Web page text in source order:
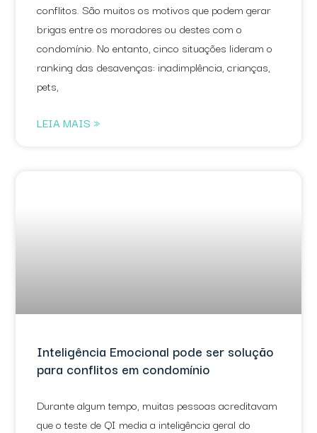
conflitos. São muitos os motivos que podem gerar
brigas entre os moradores ou destes com o
condomínio. No entanto, cinco situações lideram o
ranking das desavenças: inadimplência, crianças,
pets,
LEIA MAIS »
Inteligência Emocional pode ser solução
para conflitos em condomínio
Durante algum tempo, muitas pessoas acreditavam
que o teste de QI media a inteligência geral do